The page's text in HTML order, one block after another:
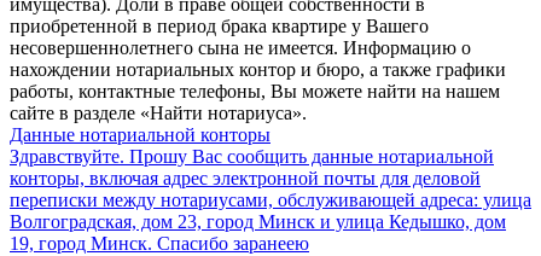
имущества). Доли в праве общей собственности в
приобретенной в период брака квартире у Вашего
несовершеннолетнего сына не имеется. Информацию о
нахождении нотариальных контор и бюро, а также графики
работы, контактные телефоны, Вы можете найти на нашем
сайте в разделе «Найти нотариуса».
Данные нотариальной конторы
Здравствуйте. Прошу Вас сообщить данные нотариальной
конторы, включая адрес электронной почты для деловой
переписки между нотариусами, обслуживающей адреса: улица
Волгоградская, дом 23, город Минск и улица Кедышко, дом
19, город Минск. Спасибо заранеею